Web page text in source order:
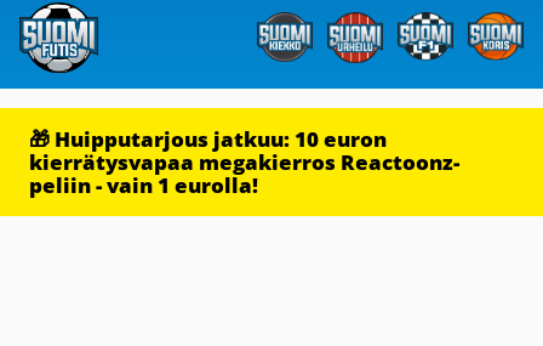
🎁 Huipputarjous jatkuu: 10 euron
kierrätysvapaa megakierros Reactoonz-
peliin - vain 1 eurolla!